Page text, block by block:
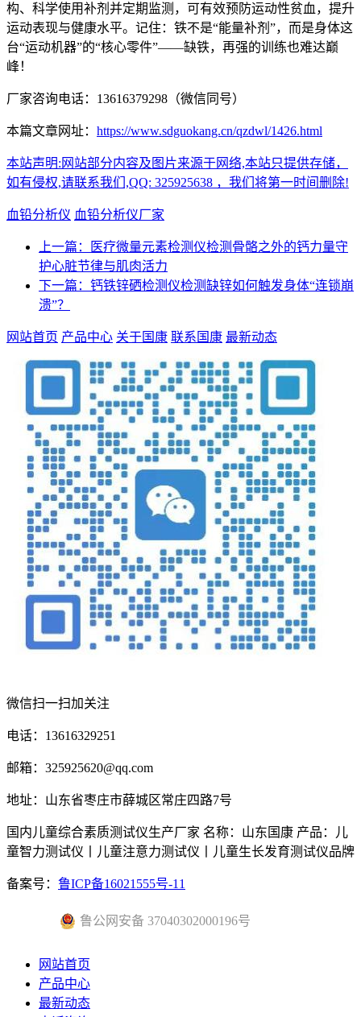
构、科学使用补剂并定期监测，可有效预防运动性贫血，提升
运动表现与健康水平。记住：铁不是“能量补剂”，而是身体这
台“运动机器”的“核心零件”——缺铁，再强的训练也难达巅
峰！
厂家咨询电话：13616379298（微信同号）
本篇文章网址： https://www.sdguokang.cn/qzdwl/1426.html
本站声明:网站部分内容及图片来源于网络,本站只提供存储，
如有侵权,请联系我们,QQ: 325925638 ，我们将第一时间删除!
血铅分析仪 血铅分析仪厂家
上一篇：医疗微量元素检测仪检测骨骼之外的钙力量守
护心脏节律与肌肉活力
下一篇：钙铁锌硒检测仪检测缺锌如何触发身体“连锁崩
溃”？
网站首页 产品中心 关于国康 联系国康 最新动态
微信扫一扫加关注
电话：13616329251
邮箱：325925620@qq.com
地址：山东省枣庄市薛城区常庄四路7号
国内儿童综合素质测试仪生产厂家 名称：山东国康 产品：儿
童智力测试仪丨儿童注意力测试仪丨儿童生长发育测试仪品牌
备案号： 鲁ICP备16021555号-11
鲁公网安备 37040302000196号
网站首页
产品中心
最新动态